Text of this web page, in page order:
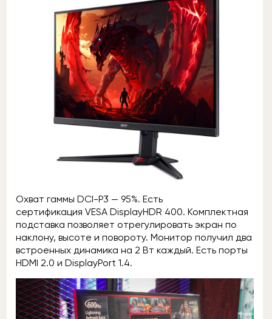
Охват гаммы DCI-P3 — 95%. Есть
сертификация VESA DisplayHDR 400. Комплектная
подставка позволяет отрегулировать экран по
наклону, высоте и повороту. Монитор получил два
встроенных динамика на 2 Вт каждый. Есть порты
HDMI 2.0 и DisplayPort 1.4.